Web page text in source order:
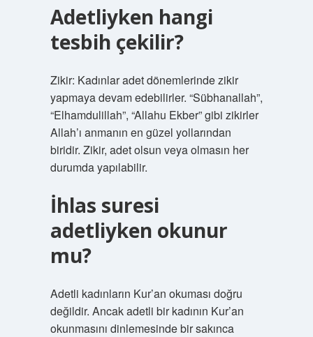
Adetliyken hangi
tesbih çekilir?
Zikir: Kadınlar adet dönemlerinde zikir
yapmaya devam edebilirler. “Sübhanallah”,
“Elhamdulillah”, “Allahu Ekber” gibi zikirler
Allah’ı anmanın en güzel yollarından
biridir. Zikir, adet olsun veya olmasın her
durumda yapılabilir.
İhlas suresi
adetliyken okunur
mu?
Adetli kadınların Kur’an okuması doğru
değildir. Ancak adetli bir kadının Kur’an
okunmasını dinlemesinde bir sakınca